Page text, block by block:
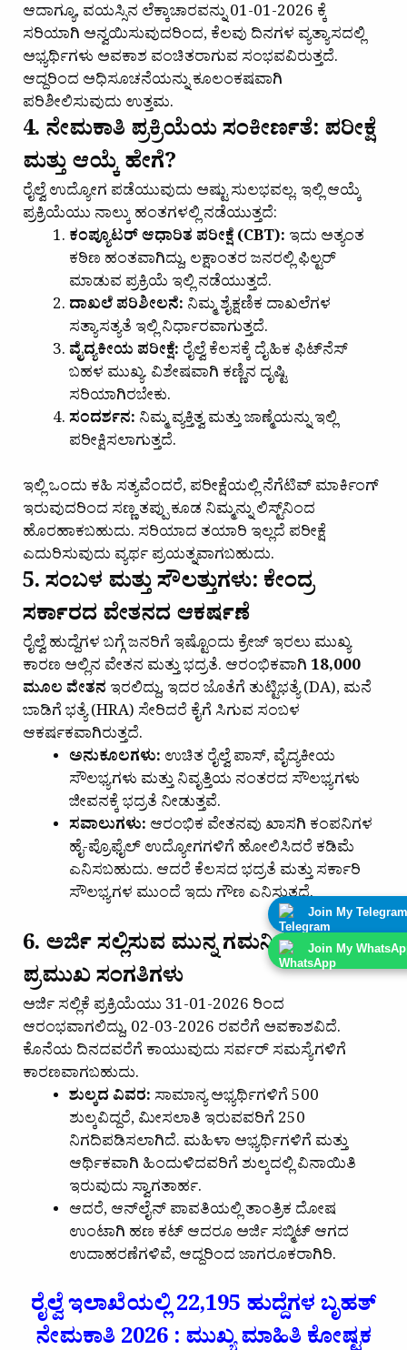
Join My Telegram
Join My
ಆದಾಗ್ಯೂ, ವಯಸ್ಸಿನ ಲೆಕ್ಕಾಚಾರವನ್ನು 01-01-2026 ಕ್ಕೆ
ಸರಿಯಾಗಿ ಅನ್ವಯಿಸುವುದರಿಂದ, ಕೆಲವು ದಿನಗಳ ವ್ಯತ್ಯಾಸದಲ್ಲಿ
ಅಭ್ಯರ್ಥಿಗಳು ಅವಕಾಶ ವಂಚಿತರಾಗುವ ಸಂಭವವಿರುತ್ತದೆ.
ಆದ್ದರಿಂದ ಅಧಿಸೂಚನೆಯನ್ನು ಕೂಲಂಕಷವಾಗಿ
ಪರಿಶೀಲಿಸುವುದು ಉತ್ತಮ.
4. ನೇಮಕಾತಿ ಪ್ರಕ್ರಿಯೆಯ ಸಂಕೀರ್ಣತೆ: ಪರೀಕ್ಷೆ
ಮತ್ತು ಆಯ್ಕೆ ಹೇಗೆ?
ರೈಲ್ವೆ ಉದ್ಯೋಗ ಪಡೆಯುವುದು ಅಷ್ಟು ಸುಲಭವಲ್ಲ. ಇಲ್ಲಿ ಆಯ್ಕೆ
ಪ್ರಕ್ರಿಯೆಯು ನಾಲ್ಕು ಹಂತಗಳಲ್ಲಿ ನಡೆಯುತ್ತದೆ:
ಕಂಪ್ಯೂಟರ್ ಆಧಾರಿತ ಪರೀಕ್ಷೆ (CBT): ಇದು ಅತ್ಯಂತ
ಕಠಿಣ ಹಂತವಾಗಿದ್ದು, ಲಕ್ಷಾಂತರ ಜನರಲ್ಲಿ ಫಿಲ್ಟರ್
ಮಾಡುವ ಪ್ರಕ್ರಿಯೆ ಇಲ್ಲಿ ನಡೆಯುತ್ತದೆ.
ದಾಖಲೆ ಪರಿಶೀಲನೆ: ನಿಮ್ಮ ಶೈಕ್ಷಣಿಕ ದಾಖಲೆಗಳ
ಸತ್ಯಾಸತ್ಯತೆ ಇಲ್ಲಿ ನಿರ್ಧಾರವಾಗುತ್ತದೆ.
ವೈದ್ಯಕೀಯ ಪರೀಕ್ಷೆ: ರೈಲ್ವೆ ಕೆಲಸಕ್ಕೆ ದೈಹಿಕ ಫಿಟ್‌ನೆಸ್
ಬಹಳ ಮುಖ್ಯ. ವಿಶೇಷವಾಗಿ ಕಣ್ಣಿನ ದೃಷ್ಟಿ
ಸರಿಯಾಗಿರಬೇಕು.
ಸಂದರ್ಶನ: ನಿಮ್ಮ ವ್ಯಕ್ತಿತ್ವ ಮತ್ತು ಜಾಣ್ಮೆಯನ್ನು ಇಲ್ಲಿ
ಪರೀಕ್ಷಿಸಲಾಗುತ್ತದೆ.
ಇಲ್ಲಿ ಒಂದು ಕಹಿ ಸತ್ಯವೆಂದರೆ, ಪರೀಕ್ಷೆಯಲ್ಲಿ ನೆಗೆಟಿವ್ ಮಾರ್ಕಿಂಗ್
ಇರುವುದರಿಂದ ಸಣ್ಣ ತಪ್ಪು ಕೂಡ ನಿಮ್ಮನ್ನು ಲಿಸ್ಟ್‌ನಿಂದ
ಹೊರಹಾಕಬಹುದು. ಸರಿಯಾದ ತಯಾರಿ ಇಲ್ಲದೆ ಪರೀಕ್ಷೆ
ಎದುರಿಸುವುದು ವ್ಯರ್ಥ ಪ್ರಯತ್ನವಾಗಬಹುದು.
5. ಸಂಬಳ ಮತ್ತು ಸೌಲತ್ತುಗಳು: ಕೇಂದ್ರ
ಸರ್ಕಾರದ ವೇತನದ ಆಕರ್ಷಣೆ
ರೈಲ್ವೆ ಹುದ್ದೆಗಳ ಬಗ್ಗೆ ಜನರಿಗೆ ಇಷ್ಟೊಂದು ಕ್ರೇಜ್ ಇರಲು ಮುಖ್ಯ
ಕಾರಣ ಅಲ್ಲಿನ ವೇತನ ಮತ್ತು ಭದ್ರತೆ. ಆರಂಭಿಕವಾಗಿ ₹18,000
ಮೂಲ ವೇತನ ಇರಲಿದ್ದು, ಇದರ ಜೊತೆಗೆ ತುಟ್ಟಿಭತ್ಯೆ (DA), ಮನೆ
ಬಾಡಿಗೆ ಭತ್ಯೆ (HRA) ಸೇರಿದರೆ ಕೈಗೆ ಸಿಗುವ ಸಂಬಳ
ಆಕರ್ಷಕವಾಗಿರುತ್ತದೆ.
ಅನುಕೂಲಗಳು: ಉಚಿತ ರೈಲ್ವೆ ಪಾಸ್, ವೈದ್ಯಕೀಯ
ಸೌಲಭ್ಯಗಳು ಮತ್ತು ನಿವೃತ್ತಿಯ ನಂತರದ ಸೌಲಭ್ಯಗಳು
ಜೀವನಕ್ಕೆ ಭದ್ರತೆ ನೀಡುತ್ತವೆ.
ಸವಾಲುಗಳು: ಆರಂಭಿಕ ವೇತನವು ಖಾಸಗಿ ಕಂಪನಿಗಳ
ಹೈ-ಪ್ರೊಫೈಲ್ ಉದ್ಯೋಗಗಳಿಗೆ ಹೋಲಿಸಿದರೆ ಕಡಿಮೆ
ಎನಿಸಬಹುದು. ಆದರೆ ಕೆಲಸದ ಭದ್ರತೆ ಮತ್ತು ಸರ್ಕಾರಿ
ಸೌಲಭ್ಯಗಳ ಮುಂದೆ ಇದು ಗೌಣ ಎನಿಸುತ್ತದೆ.
6. ಅರ್ಜಿ ಸಲ್ಲಿಸುವ ಮುನ್ನ ಗಮನಿಸಬೇಕಾದ
ಪ್ರಮುಖ ಸಂಗತಿಗಳು
ಅರ್ಜಿ ಸಲ್ಲಿಕೆ ಪ್ರಕ್ರಿಯೆಯು 31-01-2026 ರಿಂದ
ಆರಂಭವಾಗಲಿದ್ದು, 02-03-2026 ರವರೆಗೆ ಅವಕಾಶವಿದೆ.
ಕೊನೆಯ ದಿನದವರೆಗೆ ಕಾಯುವುದು ಸರ್ವರ್ ಸಮಸ್ಯೆಗಳಿಗೆ
ಕಾರಣವಾಗಬಹುದು.
ಶುಲ್ಕದ ವಿವರ: ಸಾಮಾನ್ಯ ಅಭ್ಯರ್ಥಿಗಳಿಗೆ ₹500
ಶುಲ್ಕವಿದ್ದರೆ, ಮೀಸಲಾತಿ ಇರುವವರಿಗೆ ₹250
ನಿಗದಿಪಡಿಸಲಾಗಿದೆ. ಮಹಿಳಾ ಅಭ್ಯರ್ಥಿಗಳಿಗೆ ಮತ್ತು
ಆರ್ಥಿಕವಾಗಿ ಹಿಂದುಳಿದವರಿಗೆ ಶುಲ್ಕದಲ್ಲಿ ವಿನಾಯಿತಿ
ಇರುವುದು ಸ್ವಾಗತಾರ್ಹ.
ಆದರೆ, ಆನ್‌ಲೈನ್ ಪಾವತಿಯಲ್ಲಿ ತಾಂತ್ರಿಕ ದೋಷ
ಉಂಟಾಗಿ ಹಣ ಕಟ್ ಆದರೂ ಅರ್ಜಿ ಸಬ್ಮಿಟ್ ಆಗದ
ಉದಾಹರಣೆಗಳಿವೆ, ಆದ್ದರಿಂದ ಜಾಗರೂಕರಾಗಿರಿ.
ರೈಲ್ವೆ ಇಲಾಖೆಯಲ್ಲಿ 22,195 ಹುದ್ದೆಗಳ ಬೃಹತ್
ನೇಮಕಾತಿ 2026 : ಮುಖ್ಯ ಮಾಹಿತಿ ಕೋಷ್ಟಕ